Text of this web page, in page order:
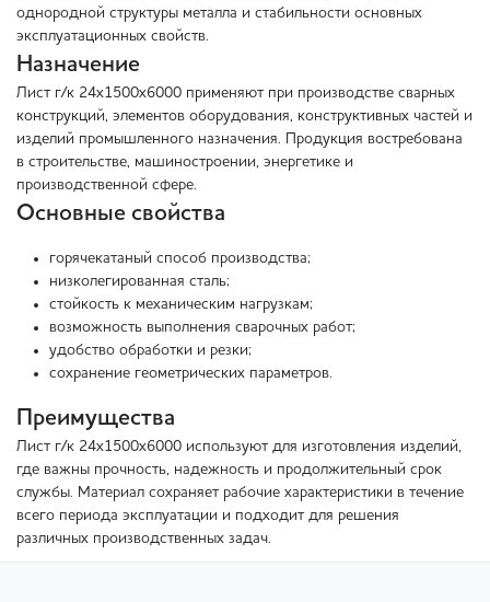
однородной структуры металла и стабильности основных
эксплуатационных свойств.
Назначение
Лист г/к 24х1500х6000 применяют при производстве сварных
конструкций, элементов оборудования, конструктивных частей и
изделий промышленного назначения. Продукция востребована
в строительстве, машиностроении, энергетике и
производственной сфере.
Основные свойства
горячекатаный способ производства;
низколегированная сталь;
стойкость к механическим нагрузкам;
возможность выполнения сварочных работ;
удобство обработки и резки;
сохранение геометрических параметров.
Преимущества
Лист г/к 24х1500х6000 используют для изготовления изделий,
где важны прочность, надежность и продолжительный срок
службы. Материал сохраняет рабочие характеристики в течение
всего периода эксплуатации и подходит для решения
различных производственных задач.